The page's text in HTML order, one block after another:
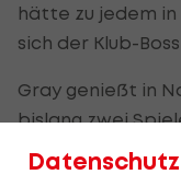
hätte zu jedem in
sich der Klub-
Gray genießt in
bislang zwei
Datenschutz